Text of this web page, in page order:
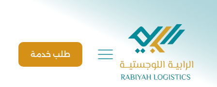
content
طلب خدمة